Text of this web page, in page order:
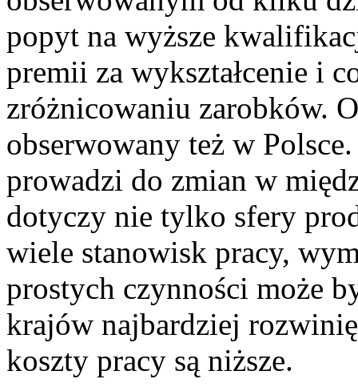
popyt na wyższe
premii za wykształcenie i
zróżnicowaniu zarobków.
obserwowany też w
prowadzi do zmian w
dotyczy nie tylko sfery
wiele stanowisk pracy,
prostych czynności może
krajów najbardziej
koszty pracy są niższe.